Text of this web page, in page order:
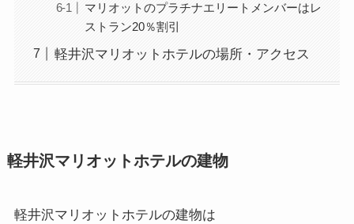
マリオットのプラチナエリートメンバーはレ
ストラン20％割引
軽井沢マリオットホテルの場所・アクセス
軽井沢マリオットホテルの建物
軽井沢マリオットホテルの建物は